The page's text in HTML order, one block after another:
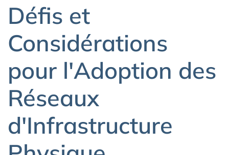
Défis et
Considérations
pour l'Adoption des
Réseaux
d'Infrastructure